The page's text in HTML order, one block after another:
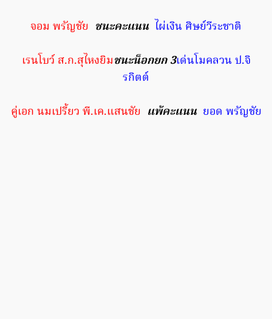
จอม พรัญชัย ชนะคะแนน ไผ่เงิน ศิษย์วีระชาติ
เรนโบว์ ส.ก.สุไหงยิมชนะน็อกยก 3เด่นโมคลวน ป.จิ
รกิตต์
คู่เอก นมเปรี้ยว พี.เค.แสนชัย แพ้คะแนน ยอด พรัญชัย